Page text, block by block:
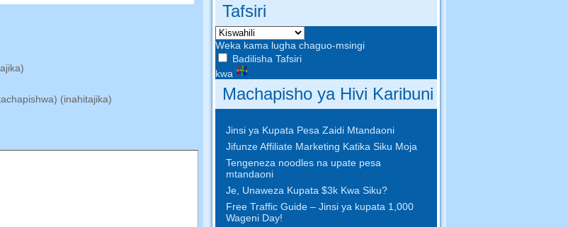
(inahitajika)
Tafsiri
Weka kama lugha chaguo-msingi
Badilisha Tafsiri
kwa
Machapisho ya Hivi Karibuni
Jinsi ya Kupata Pesa Zaidi Mtandaoni
Jifunze Affiliate Marketing Katika Siku Moja
Tengeneza noodles na upate pesa
mtandaoni
Je, Unaweza Kupata $3k Kwa Siku?
Free Traffic Guide – Jinsi ya kupata 1,000
Wageni Day!